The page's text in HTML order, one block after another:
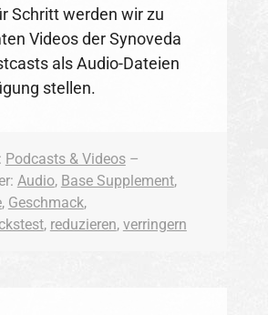
Schritt werden wir zu
Videos der Synoveda
als Audio-Dateien
stellen.
Podcasts & Videos –
Audio, Base Supplement,
, Geschmack,
, reduzieren, verringern